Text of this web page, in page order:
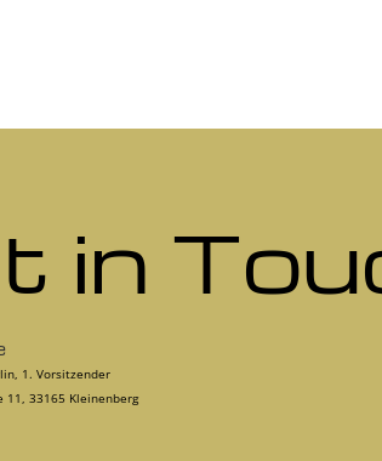
in
1. Vorsitzender
11, 33165 Kleinenberg